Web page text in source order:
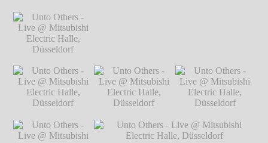
Unto Others - Live
@ Mitsubishi
Electric Halle,
Düsseldorf℗
Unto Others - Live
@ Mitsubishi
Electric Halle,
Düsseldorf℗
Unto Others - Live @ Mitsubishi Electric
Halle, Düsseldorf℗ Markus Hillgärtner
Unto Others - Live
@ Mitsubishi
Unto Others - Live
@ Mitsubishi
Unto Others - Live
@ Mitsubishi